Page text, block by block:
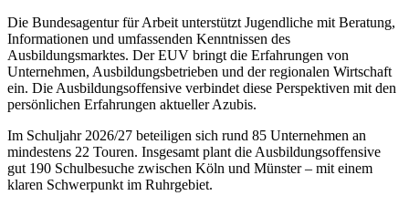
Die Bundesagentur für Arbeit unterstützt Jugendliche mit Beratung,
Informationen und umfassenden Kenntnissen des
Ausbildungsmarktes. Der EUV bringt die Erfahrungen von
Unternehmen, Ausbildungsbetrieben und der regionalen Wirtschaft
ein. Die Ausbildungsoffensive verbindet diese Perspektiven mit den
persönlichen Erfahrungen aktueller Azubis.
Im Schuljahr 2026/27 beteiligen sich rund 85 Unternehmen an
mindestens 22 Touren. Insgesamt plant die Ausbildungsoffensive
gut 190 Schulbesuche zwischen Köln und Münster – mit einem
klaren Schwerpunkt im Ruhrgebiet.